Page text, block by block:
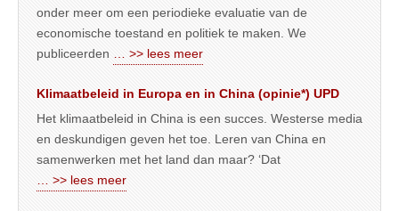
onder meer om een periodieke evaluatie van de
economische toestand en politiek te maken. We
publiceerden
… >> lees meer
Klimaatbeleid in Europa en in China (opinie*) UPD
Het klimaatbeleid in China is een succes. Westerse media
en deskundigen geven het toe. Leren van China en
samenwerken met het land dan maar? ‘Dat
… >> lees meer